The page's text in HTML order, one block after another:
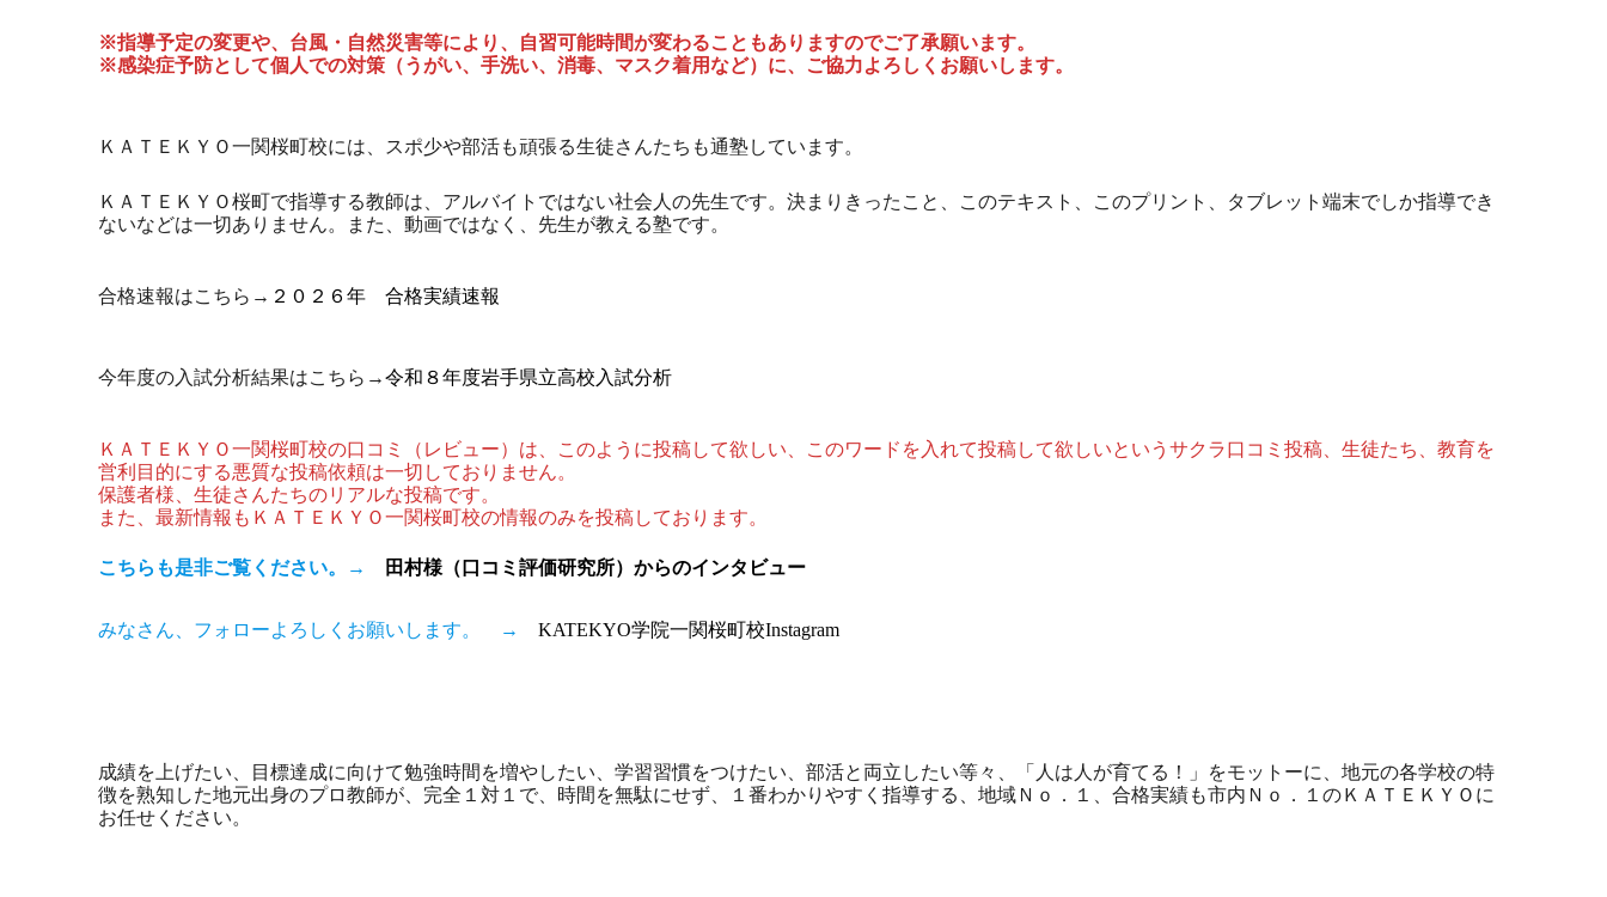
※指導予定の変更や、台風・自然災害等により、自習可能時間が変わることもありますのでご了承願います。
※感染症予防として個人での対策（うがい、手洗い、消毒、マスク着用など）に、ご協力よろしくお願いします。
ＫＡＴＥＫＹＯ一関桜町校には、スポ少や部活も頑張る生徒さんたちも通塾しています。
ＫＡＴＥＫＹＯ桜町で指導する教師は、アルバイトではない社会人の先生です。決まりきったこと、このテキスト、このプリント、タブレット端末でしか指導でき
ないなどは一切ありません。また、動画ではなく、先生が教える塾です。
合格速報はこちら→ ２０２６年 合格実績速報
今年度の入試分析結果はこちら→令和８年度岩手県立高校入試分析
ＫＡＴＥＫＹＯ一関桜町校の口コミ（レビュー）は、このように投稿して欲しい、このワードを入れて投稿して欲しいというサクラ口コミ投稿、生徒たち、教育を
営利目的にする悪質な投稿依頼は一切しておりません。
保護者様、生徒さんたちのリアルな投稿です。
また、最新情報もＫＡＴＥＫＹＯ一関桜町校の情報のみを投稿しております。
こちらも是非ご覧ください。→ 田村様（口コミ評価研究所）からのインタビュー
みなさん、フォローよろしくお願いします。 → KATEKYO学院一関桜町校Instagram
成績を上げたい、目標達成に向けて勉強時間を増やしたい、学習習慣をつけたい、部活と両立したい等々、「人は人が育てる！」をモットーに、地元の各学校の特
徴を熟知した地元出身のプロ教師が、完全１対１で、時間を無駄にせず、１番わかりやすく指導する、地域Ｎｏ．１、合格実績も市内Ｎｏ．１のＫＡＴＥＫＹＯに
お任せください。